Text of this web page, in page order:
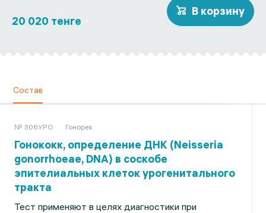
20 020 тенге
В корзину
Состав
№ 306УРО Гонорея
Гонококк, определение ДНК (Neisseria
gonorrhoeae, DNA) в соскобе
эпителиальных клеток урогенитального
тракта
Тест применяют в целях диагностики при